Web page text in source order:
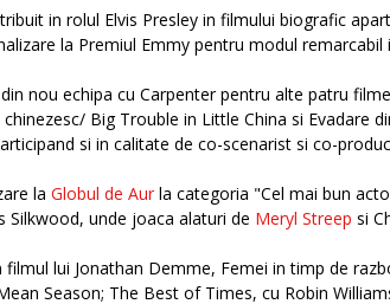
in rolul Elvis Presley in filmului biografic
la Premiul Emmy pentru modul
nou echipa cu Carpenter pentru alte patru
Big Trouble in Little China si Evadare
si in calitate de co-scenarist si co-
la Globul de Aur la categoria "Cel mai bun
Silkwood, unde joaca alaturi de Meryl Streep si
lui Jonathan Demme, Femei in timp de
Season; The Best of Times, cu Robin